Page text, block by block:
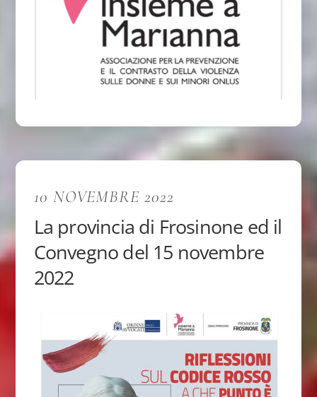
10 NOVEMBRE 2022
La provincia di Frosinone ed il
Convegno del 15 novembre
2022